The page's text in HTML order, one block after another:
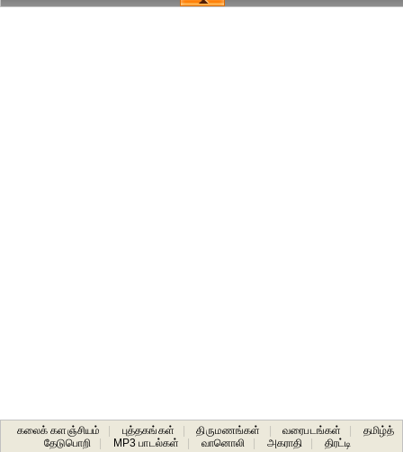
கலைக் களஞ்சியம் புத்தகங்கள் திருமணங்கள் வரைபடங்கள்
தமிழ்த்
தேடுபொறி
MP3 பாடல்கள் வானொலி அகராதி திரட்டி